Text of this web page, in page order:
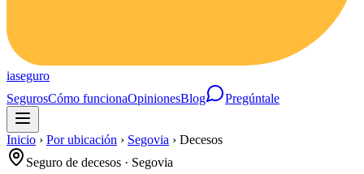
iaseguro
SegurosCómo funcionaOpinionesBlog Pregúntale
Inicio › Por ubicación › Segovia › Decesos
Seguro de decesos · Segovia